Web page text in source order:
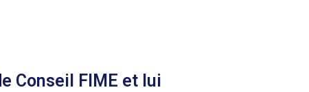
Conseil FIME et lui